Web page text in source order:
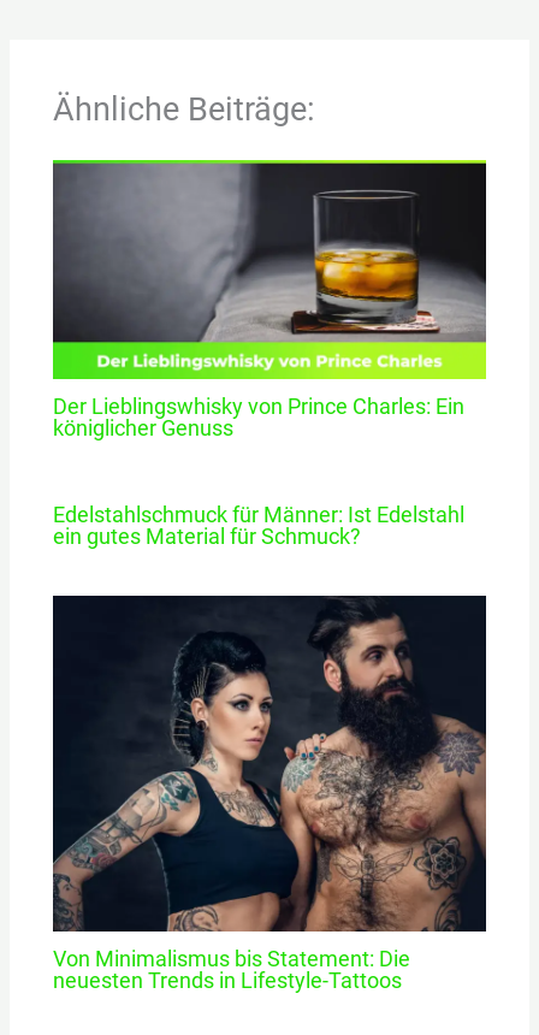
Ähnliche Beiträge:
Der Lieblingswhisky von Prince Charles: Ein
königlicher Genuss
Edelstahlschmuck für Männer: Ist Edelstahl
ein gutes Material für Schmuck?
Von Minimalismus bis Statement: Die
neuesten Trends in Lifestyle-Tattoos